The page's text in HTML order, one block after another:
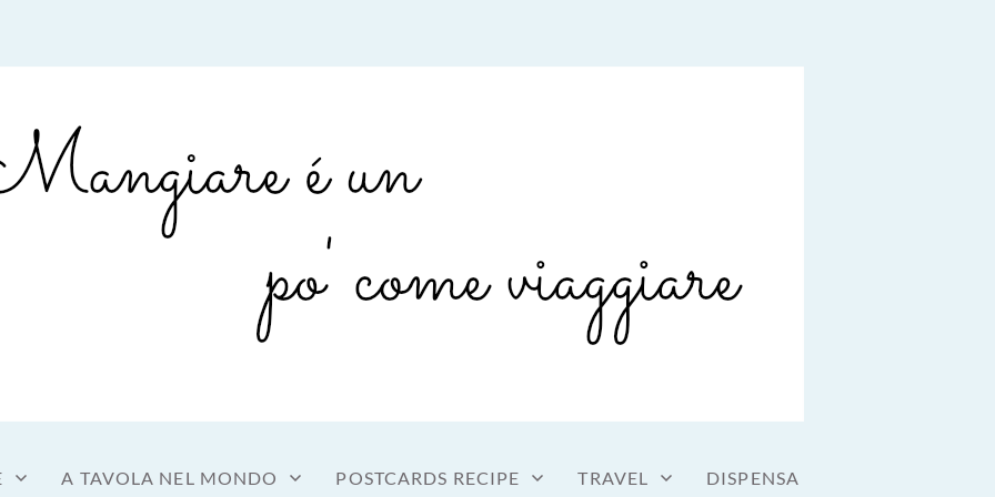
A TAVOLA NEL MONDO POSTCARDS RECIPE TRAVEL DISPENSA